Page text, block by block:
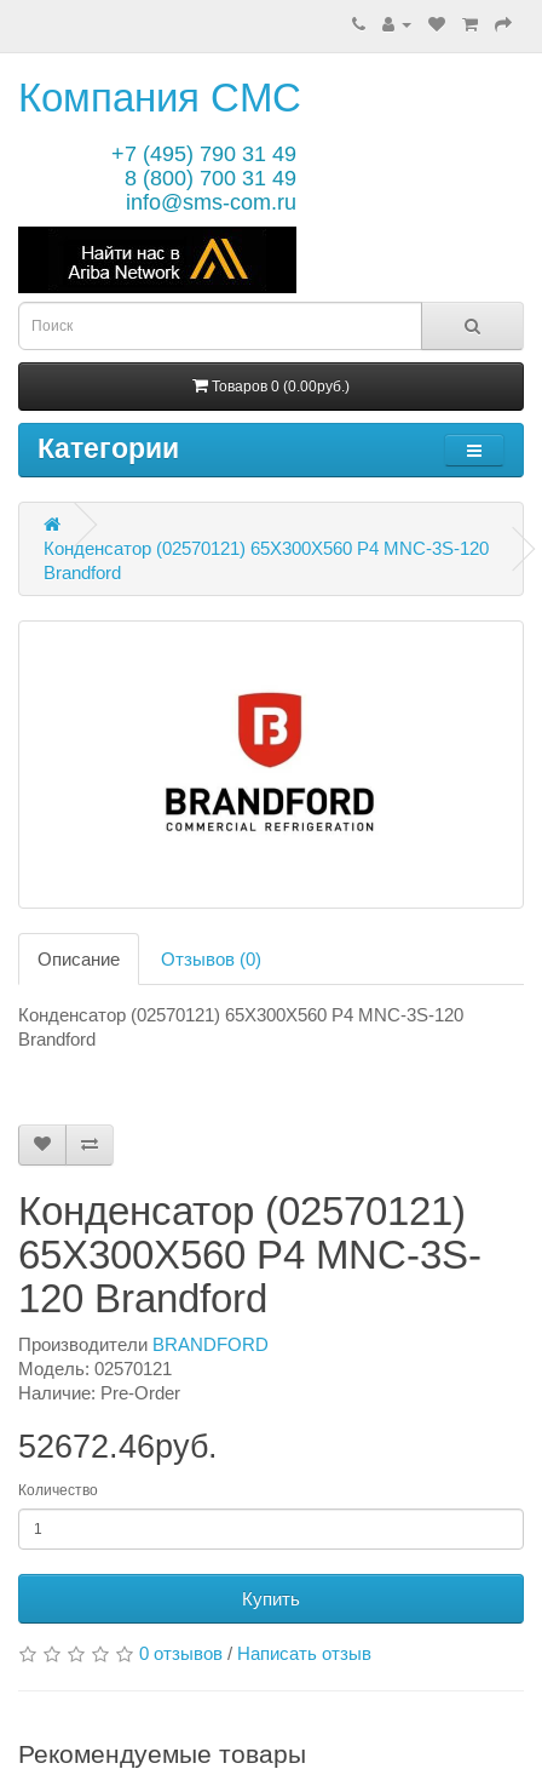
Компания СМС
+7 (495) 790 31 49
8 (800) 700 31 49
info@sms-com.ru
Товаров 0 (0.00руб.)
Категории
Конденсатор (02570121) 65X300X560 P4 MNC-3S-120
Brandford
Описание Отзывов (0)
Конденсатор (02570121) 65X300X560 P4 MNC-3S-120
Brandford
Конденсатор (02570121)
65X300X560 P4 MNC-3S-
120 Brandford
Производители BRANDFORD
Модель: 02570121
Наличие: Pre-Order
52672.46руб.
Количество
Купить
0 отзывов / Написать отзыв
Рекомендуемые товары